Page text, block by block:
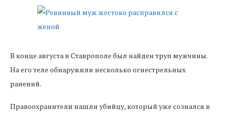
В конце августа в Ставрополе был найден труп мужчины.
На его теле обнаружили несколько огнестрельных
ранений.
Правоохранители нашли убийцу, который уже сознался в